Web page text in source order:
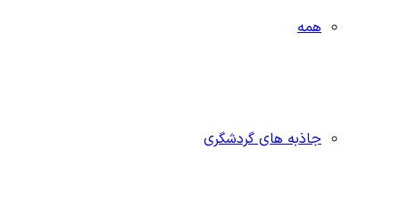
همه
جاذبه‌ های گردشگری